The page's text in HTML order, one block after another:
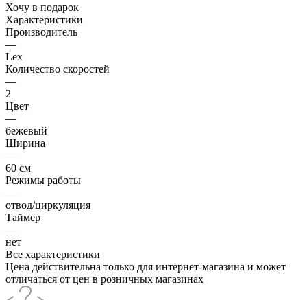
Хочу в подарок
Характеристики
Производитель
—
Lex
Количество скоростей
—
2
Цвет
—
бежевый
Ширина
—
60 см
Режимы работы
—
отвод/циркуляция
Таймер
—
нет
Все характеристики
Цена действительна только для интернет-магазина и может
отличаться от цен в розничных магазинах